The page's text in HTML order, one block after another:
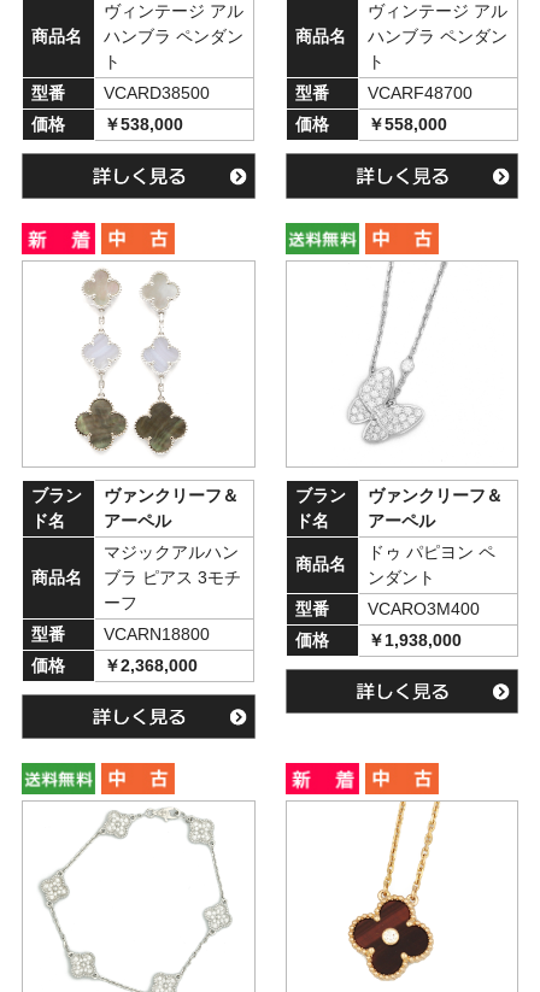
商品名
ヴィンテージ アル
ハンブラ ペンダン
ト
型番
VCARD38500
価格
￥538,000
商品名
ヴィンテージ アル
ハンブラ ペンダン
ト
型番
VCARF48700
価格
￥558,000
ブラン
ド名
ヴァンクリーフ＆
アーペル
商品名
マジックアルハン
ブラ ピアス 3モチ
ーフ
型番
VCARN18800
価格
￥2,368,000
ブラン
ド名
ヴァンクリーフ＆
アーペル
商品名
ドゥ パピヨン ペ
ンダント
型番
VCARO3M400
価格
￥1,938,000